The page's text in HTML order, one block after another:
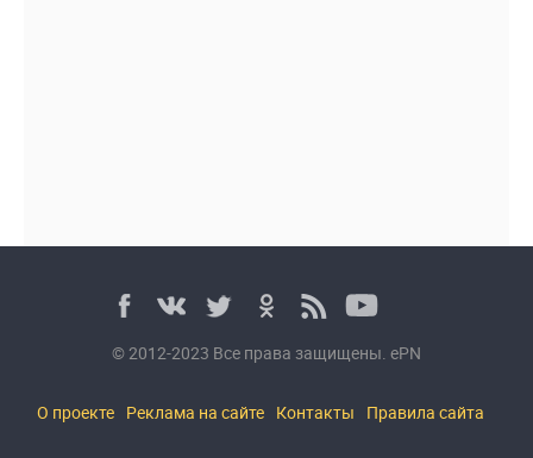
© 2012-2023 Все права защищены. ePN
О проекте Реклама на сайте Контакты Правила сайта